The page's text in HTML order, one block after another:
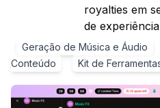
royalties em
de
Geração de Música e Áudio
Conteúdo
Kit de